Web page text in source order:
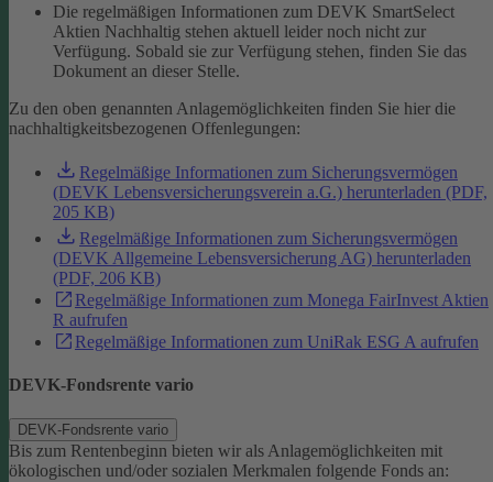
Die regelmäßigen Informationen zum DEVK SmartSelect
Aktien Nachhaltig stehen aktuell leider noch nicht zur
Verfügung. Sobald sie zur Verfügung stehen, finden Sie das
Dokument an dieser Stelle.
Zu den oben genannten Anlagemöglichkeiten finden Sie hier die
nachhaltigkeitsbezogenen Offenlegungen:
Regelmäßige Informationen zum Sicherungsvermögen
(DEVK Lebensversicherungsverein a.G.) herunterladen (PDF,
205 KB)
Regelmäßige Informationen zum Sicherungsvermögen
(DEVK Allgemeine Lebensversicherung AG) herunterladen
(PDF, 206 KB)
Regelmäßige Informationen zum Monega FairInvest Aktien
R aufrufen
Regelmäßige Informationen zum UniRak ESG A aufrufen
DEVK-Fondsrente vario
DEVK-Fondsrente vario
Bis zum Rentenbeginn bieten wir als Anlagemöglichkeiten mit
ökologischen und/oder sozialen Merkmalen folgende Fonds an: